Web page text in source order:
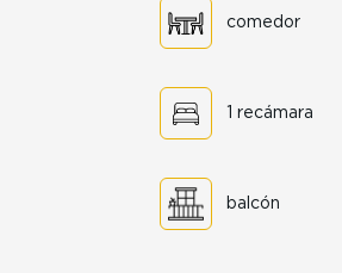
comedor
1 recámara
balcón